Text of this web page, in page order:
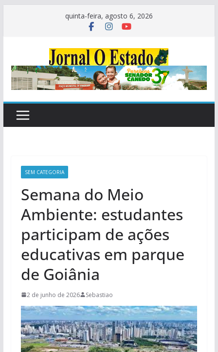
quinta-feira, agosto 6, 2026
SEM CATEGORIA
Semana do Meio
Ambiente: estudantes
participam de ações
educativas em parque
de Goiânia
2 de junho de 2026 Sebastiao